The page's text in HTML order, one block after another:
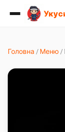
Головна / Меню/